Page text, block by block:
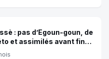
: pas d’Egoun-goun, de
et assimilés avant fin
prochain